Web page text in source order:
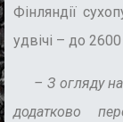
Фінляндії
удвічі – до
– З огляду
додатково